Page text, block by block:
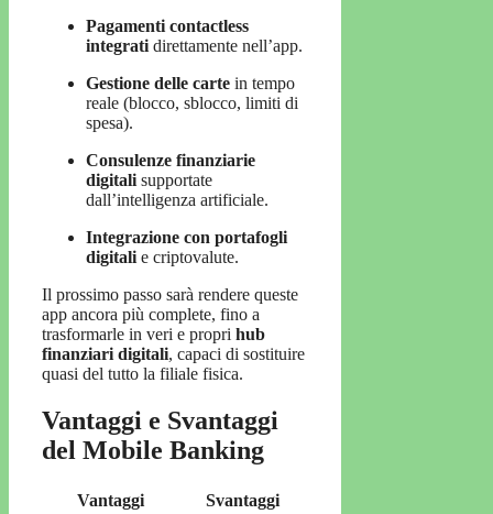
Pagamenti contactless
integrati direttamente nell’app.
Gestione delle carte in tempo
reale (blocco, sblocco, limiti di
spesa).
Consulenze finanziarie
digitali supportate
dall’intelligenza artificiale.
Integrazione con portafogli
digitali e criptovalute.
Il prossimo passo sarà rendere queste
app ancora più complete, fino a
trasformarle in veri e propri hub
finanziari digitali, capaci di sostituire
quasi del tutto la filiale fisica.
Vantaggi e Svantaggi
del Mobile Banking
Vantaggi
Svantaggi